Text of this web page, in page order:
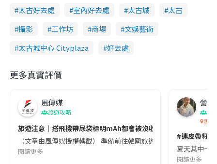
太古好去處
室內好去處 太古城
太古
攝影
工作坊 商場
文娛藝術
太古城中心 Cityplaza
好去處
更多真實評價
風傳媒
旅遊攻略
旅遊注意｜搭飛機帶尿袋標明mAh都會被沒收😱出發前切記檢查
（文章由風傳媒授權轉載） 準備前往韓國旅遊的民眾，近期要
閱讀更多
營養
香港
#連皮帶籽
夏天其中一
閱讀更多